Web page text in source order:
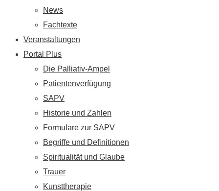
News
Fachtexte
Veranstaltungen
Portal Plus
Die Palliativ-Ampel
Patientenverfügung
SAPV
Historie und Zahlen
Formulare zur SAPV
Begriffe und Definitionen
Spiritualität und Glaube
Trauer
Kunsttherapie